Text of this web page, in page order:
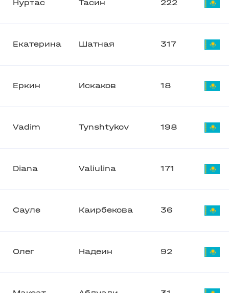
Нуртас Тасин 222
Екатерина Шатная 317
Еркин Искаков 18
Vadim Tynshtykov 198
Diana Valiulina 171
Сауле Каирбекова 36
Олег Надеин 92